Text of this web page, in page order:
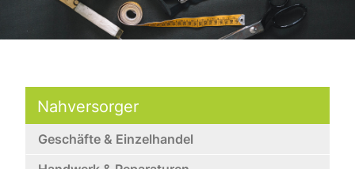
Nahversorger
Geschäfte & Einzelhandel